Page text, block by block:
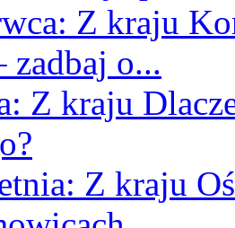
Z kraju
zadbaj o...
Z kraju
Z kraju